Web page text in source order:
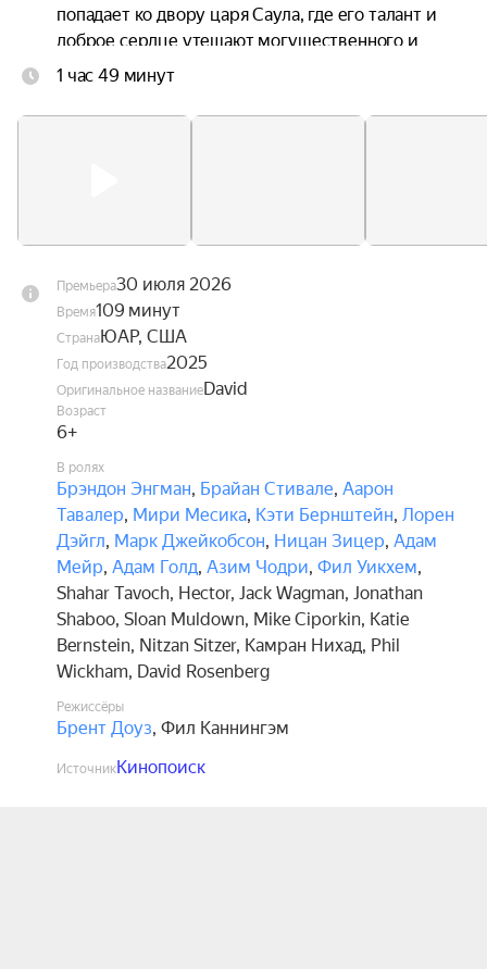
попадает ко двору царя Саула, где его талант и
доброе сердце утешают могущественного и
своенравного правителя. Но когда на их землю
решается принять вызов беспощадного великана
1 час 49 минут
Премьера30 июля 2026
Время109 минут
СтранаЮАР, США
Год производства2025
Оригинальное названиеDavid
Возраст
6+
В ролях
Брэндон Энгман, Брайан Стивале, Аарон
Тавалер, Мири Месика, Кэти Бернштейн, Лорен
Дэйгл, Марк Джейкобсон, Ницан Зицер, Адам
Мейр, Адам Голд, Азим Чодри, Фил Уикхем,
Shahar Tavoch, Hector, Jack Wagman, Jonathan
Shaboo, Sloan Muldown, Mike Ciporkin, Katie
Bernstein, Nitzan Sitzer, Камран Нихад, Phil
Wickham, David Rosenberg
Режиссёры
Брент Доуз, Фил Каннингэм
ИсточникКинопоиск